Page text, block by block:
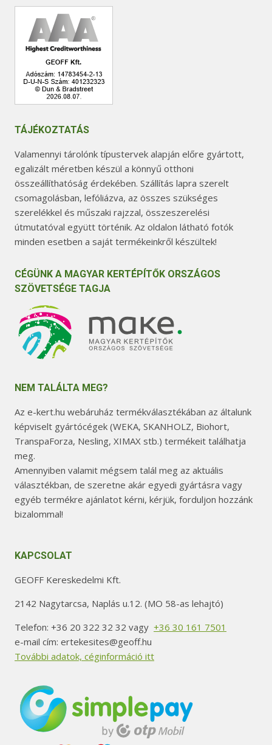
TÁJÉKOZTATÁS
Valamennyi tárolónk típustervek alapján előre gyártott,
egalizált méretben készül a könnyű otthoni
összeállíthatóság érdekében. Szállítás lapra szerelt
csomagolásban, lefóliázva, az összes szükséges
szerelékkel és műszaki rajzzal, összeszerelési
útmutatóval együtt történik. Az oldalon látható fotók
minden esetben a saját termékeinkről készültek!
CÉGÜNK A MAGYAR KERTÉPÍTŐK ORSZÁGOS
SZÖVETSÉGE TAGJA
NEM TALÁLTA MEG?
Az e-kert.hu webáruház termékválasztékában az általunk
képviselt gyártócégek (WEKA, SKANHOLZ, Biohort,
TranspaForza, Nesling, XIMAX stb.) termékeit találhatja
meg.
Amennyiben valamit mégsem talál meg az aktuális
választékban, de szeretne akár egyedi gyártásra vagy
egyéb termékre ajánlatot kérni, kérjük, forduljon hozzánk
bizalommal!
KAPCSOLAT
GEOFF Kereskedelmi Kft.
2142 Nagytarcsa, Naplás u.12. (MO 58-as lehajtó)
Telefon: +36 20 322 32 32 vagy +36 30 161 7501
e-mail cím: ertekesites@geoff.hu
További adatok, céginformáció itt